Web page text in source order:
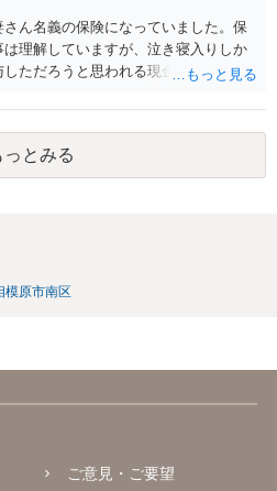
参考になさってください。
ん名義の保険になっていました。保
理解していますが、泣き寝入りしか
ただろうと思われる現金の引き出し
のものですが、遺産全体での保険金
払いで、保険金が掛け金の額と同様
遺留分の対象となる可能性がありま
相手に渡ったかどうか、そのとき父
。
っとみる
模原市南区
ご意見・ご要望